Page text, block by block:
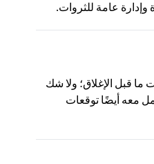
عامة للثروات.
ما قبل الإغلاق؛ ولا شك
معه أيضًا توقعات